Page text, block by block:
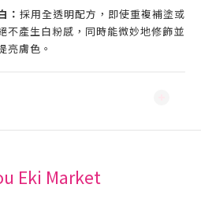
： 採用全透明配方，即使重複補塗或
不產生白粉感，同時能微妙地修飾並
亮膚色。
Eki Market